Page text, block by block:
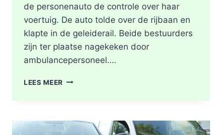
de personenauto de controle over haar
voertuig. De auto tolde over de rijbaan en
klapte in de geleiderail. Beide bestuurders
zijn ter plaatse nagekeken door
ambulancepersoneel….
LEES MEER HOOFDRIJBAAN
AFGESLOTEN
NA